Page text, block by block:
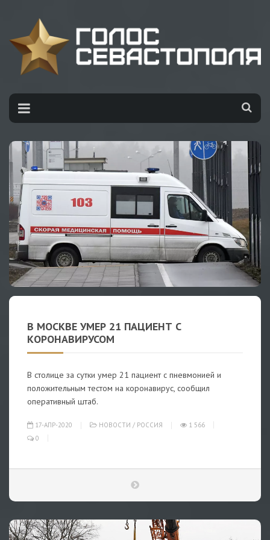
В МОСКВЕ УМЕР 21 ПАЦИЕНТ С
КОРОНАВИРУСОМ
В столице за сутки умер 21 пациент с пневмонией и
положительным тестом на коронавирус, сообщил
оперативный штаб.
17-АПР-2020 НОВОСТИ / РОССИЯ
1 566
0